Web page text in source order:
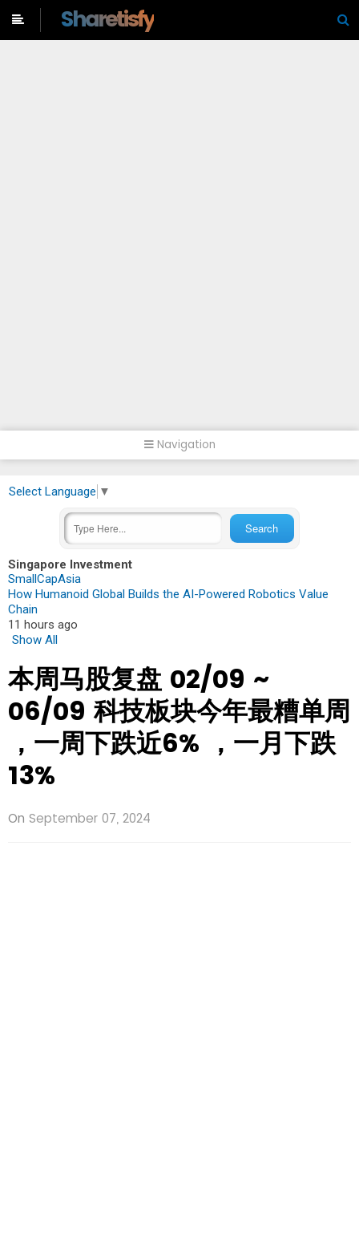
Sharetisfy
Navigation
Select Language ▼
Singapore Investment
SmallCapAsia
How Humanoid Global Builds the AI-Powered Robotics Value
Chain
11 hours ago
Show All
本周马股复盘 02/09 ~
06/09 科技板块今年最糟单周
，一周下跌近6% ，一月下跌
13%
On September 07, 2024